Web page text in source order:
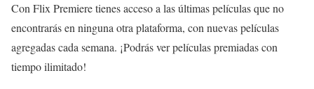
Con Flix Premiere tienes acceso a las últimas películas que no
encontrarás en ninguna otra plataforma, con nuevas películas
agregadas cada semana. ¡Podrás ver películas premiadas con
tiempo ilimitado!